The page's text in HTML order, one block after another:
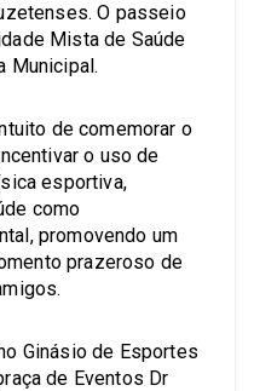
O passeio
Mista de Saúde
Municipal.
de comemorar o
o uso de
esportiva,
como
promovendo um
prazeroso de
Ginásio de Esportes
de Eventos Dr